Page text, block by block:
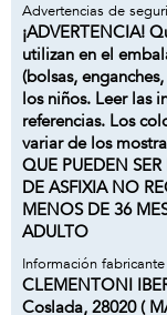
Advertencias de
¡ADVERTENCIA!
utilizan en el
(bolsas,
los niños. Leer las
referencias. Los
variar de los
QUE PUEDEN
DE ASFIXIA NO
MENOS DE 36
ADULTO
Información fabricante
CLEMENTONI
Coslada, 28020 (